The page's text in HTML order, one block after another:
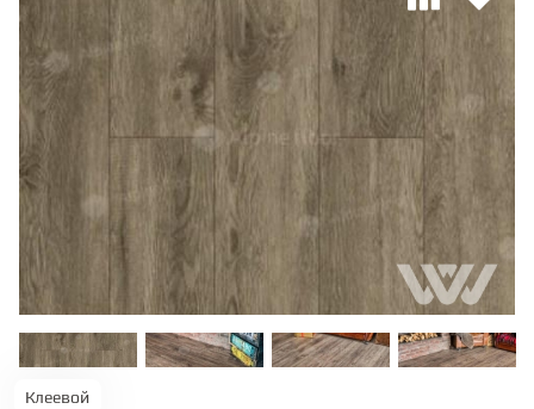
Контакты
ПАРКЕТНАЯ ДОСКА
ТЕРРАСНАЯ ДОСКА
КОВРОВАЯ ПЛИТКА
МОДУЛЬНЫЕ ПВХ
ПОДЛОЖКА
Клеевой